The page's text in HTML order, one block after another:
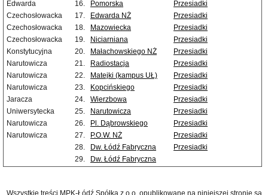
Edwarda
16. Pomorska
Przesiadki
Czechosłowacka
17. Edwarda NŻ
Przesiadki
Czechosłowacka
18. Mazowiecka
Przesiadki
Czechosłowacka
19. Niciarniana
Przesiadki
Konstytucyjna
20. Małachowskiego NŻ
Przesiadki
Narutowicza
21. Radiostacja
Przesiadki
Narutowicza
22. Matejki (kampus UŁ)
Przesiadki
Narutowicza
23. Kopcińskiego
Przesiadki
Jaracza
24. Wierzbowa
Przesiadki
Uniwersytecka
25. Narutowicza
Przesiadki
Narutowicza
26. Pl. Dąbrowskiego
Przesiadki
Narutowicza
27. P.O.W. NŻ
Przesiadki
28.
Dw. Łódź Fabryczna
Przesiadki
29.
Dw. Łódź Fabryczna
Wszystkie treści MPK-Łódź Spółka z o.o. opublikowane na niniejszej stronie są